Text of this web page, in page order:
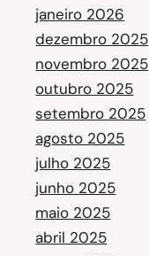
janeiro 2026
dezembro 2025
novembro 2025
outubro 2025
setembro 2025
agosto 2025
julho 2025
junho 2025
maio 2025
abril 2025